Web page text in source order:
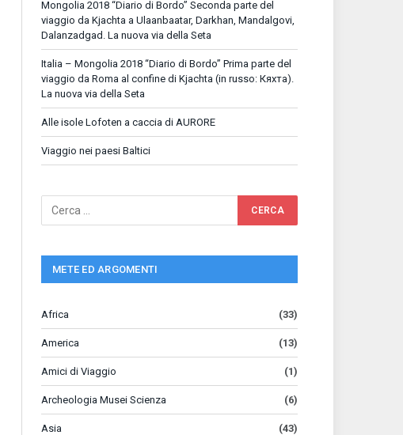
Mongolia 2018 “Diario di Bordo” Seconda parte del
viaggio da Kjachta a Ulaanbaatar, Darkhan, Mandalgovi,
Dalanzadgad. La nuova via della Seta
Italia – Mongolia 2018 “Diario di Bordo” Prima parte del
viaggio da Roma al confine di Kjachta (in russo: Кяхта).
La nuova via della Seta
Alle isole Lofoten a caccia di AURORE
Viaggio nei paesi Baltici
METE ED ARGOMENTI
Africa (33)
America (13)
Amici di Viaggio (1)
Archeologia Musei Scienza (6)
Asia (43)